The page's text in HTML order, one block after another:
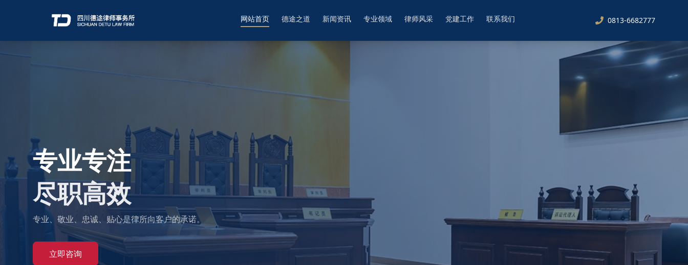
网站首页 德途之道 新闻资讯 专业领域 律师风采 党建工作 联系我们 0813-6682777
专业专注
尽职高效
专业、敬业、忠诚、贴心是律所向客户的承诺。
立即咨询